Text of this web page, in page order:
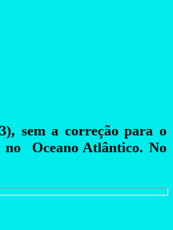
sem a correção para o
no Oceano Atlântico. No